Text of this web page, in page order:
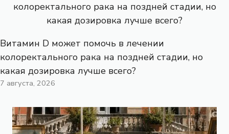
Витамин D может помочь в лечении
колоректального рака на поздней стадии, но
какая дозировка лучше всего?
7 августа, 2026